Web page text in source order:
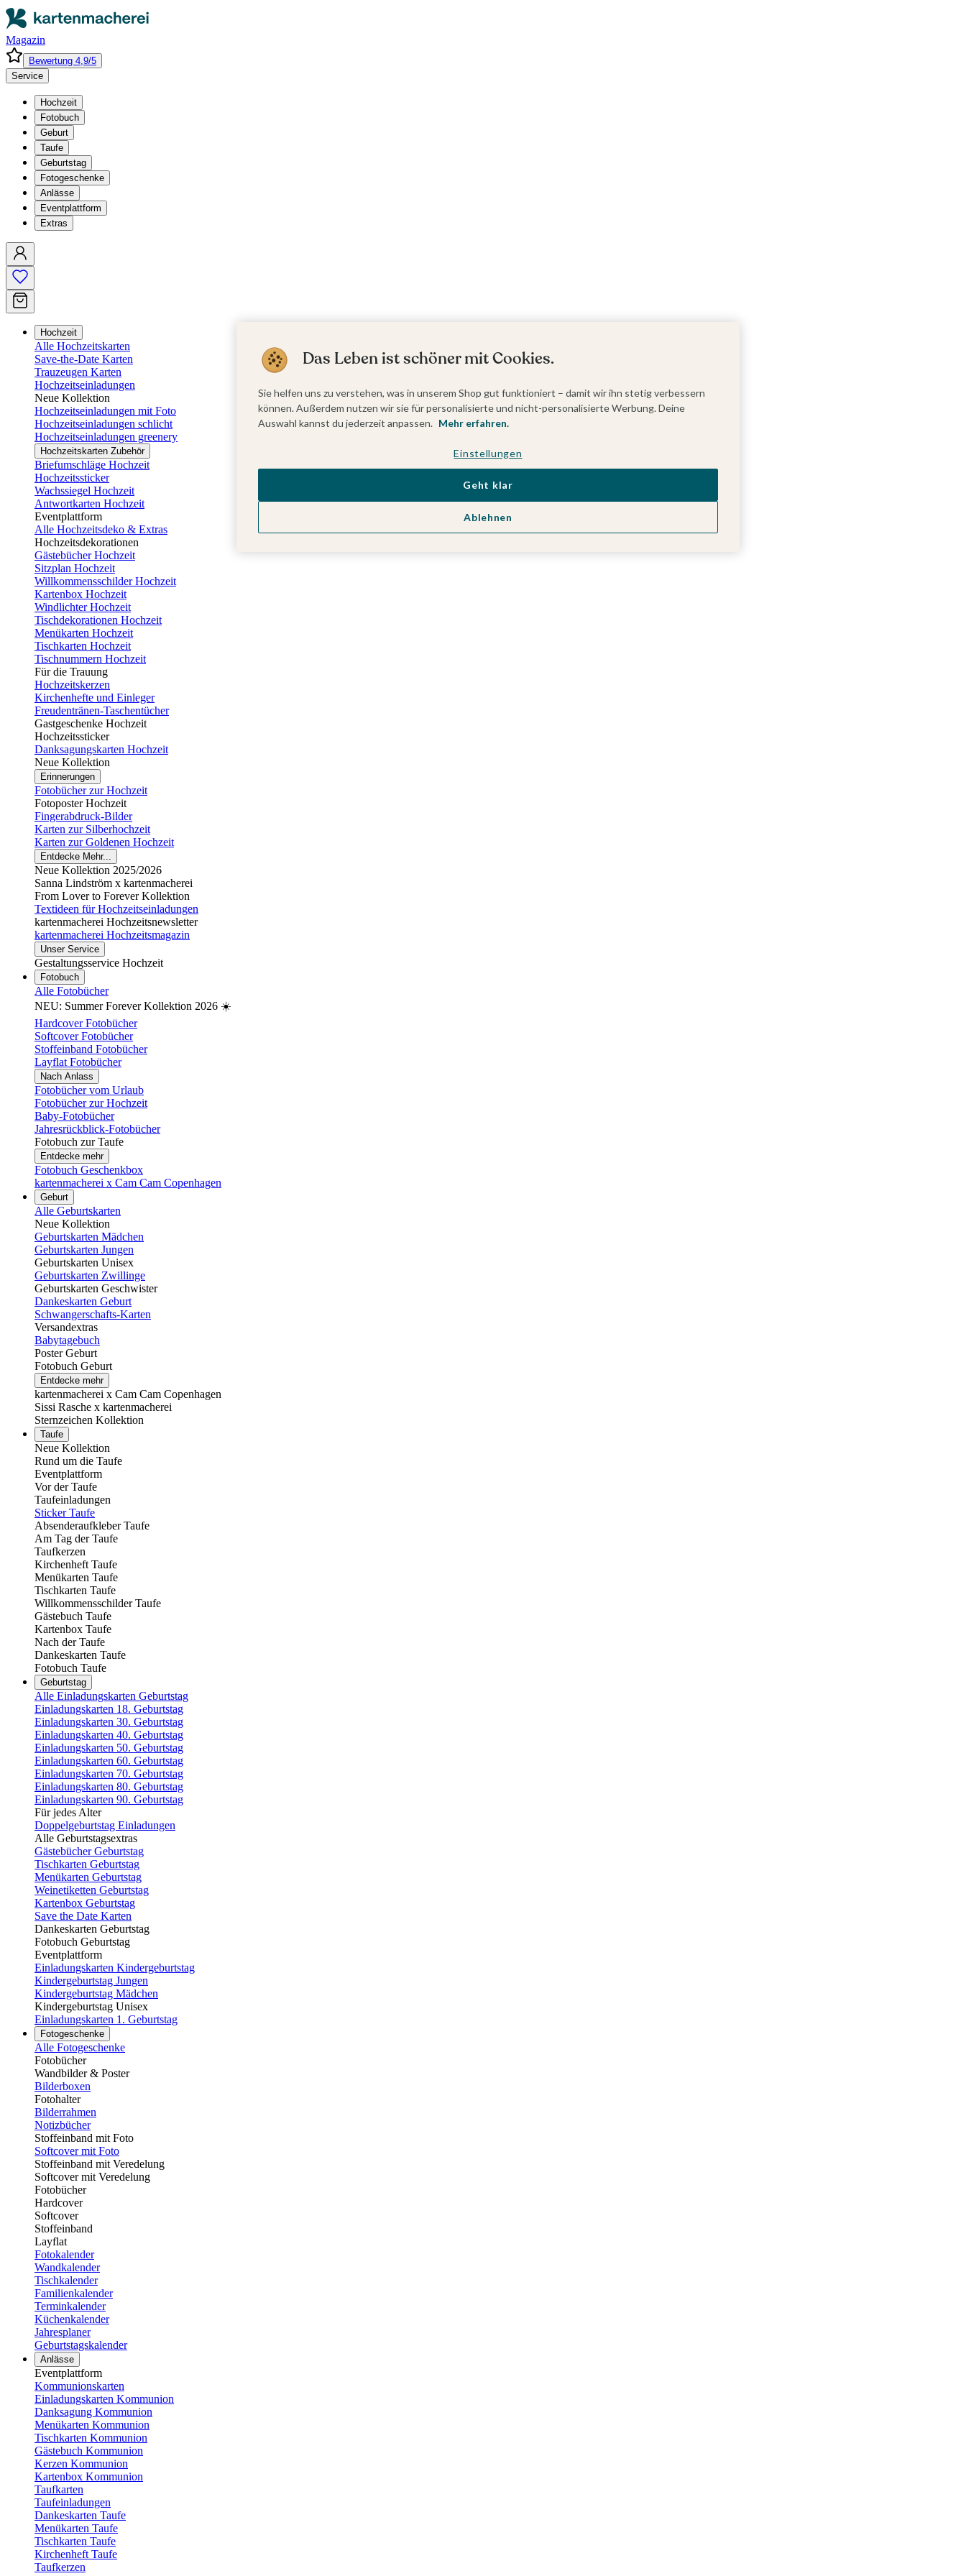
Magazin
Bewertung 4,9/5
Service
Hochzeit
Fotobuch
Geburt
Taufe
Geburtstag
Fotogeschenke
Anlässe
Eventplattform
Extras
Hochzeit
Alle Hochzeitskarten
Save-the-Date Karten
Trauzeugen Karten
Hochzeitseinladungen
Neue Kollektion
Hochzeitseinladungen mit Foto
Hochzeitseinladungen schlicht
Hochzeitseinladungen greenery
Hochzeitskarten Zubehör
Briefumschläge Hochzeit
Hochzeitssticker
Wachssiegel Hochzeit
Antwortkarten Hochzeit
Eventplattform
Alle Hochzeitsdeko & Extras
Hochzeitsdekorationen
Gästebücher Hochzeit
Sitzplan Hochzeit
Willkommensschilder Hochzeit
Kartenbox Hochzeit
Windlichter Hochzeit
Tischdekorationen Hochzeit
Menükarten Hochzeit
Tischkarten Hochzeit
Tischnummern Hochzeit
Für die Trauung
Hochzeitskerzen
Kirchenhefte und Einleger
Freudentränen-Taschentücher
Gastgeschenke Hochzeit
Hochzeitssticker
Danksagungskarten Hochzeit
Neue Kollektion
Erinnerungen
Fotobücher zur Hochzeit
Fotoposter Hochzeit
Fingerabdruck-Bilder
Karten zur Silberhochzeit
Karten zur Goldenen Hochzeit
Entdecke Mehr...
Neue Kollektion 2025/2026
Sanna Lindström x kartenmacherei
From Lover to Forever Kollektion
Textideen für Hochzeitseinladungen
kartenmacherei Hochzeitsnewsletter
kartenmacherei Hochzeitsmagazin
Unser Service
Gestaltungsservice Hochzeit
Fotobuch
Alle Fotobücher
NEU: Summer Forever Kollektion 2026 ☀️
Hardcover Fotobücher
Softcover Fotobücher
Stoffeinband Fotobücher
Layflat Fotobücher
Nach Anlass
Fotobücher vom Urlaub
Fotobücher zur Hochzeit
Baby-Fotobücher
Jahresrückblick-Fotobücher
Fotobuch zur Taufe
Entdecke mehr
Fotobuch Geschenkbox
kartenmacherei x Cam Cam Copenhagen
Geburt
Alle Geburtskarten
Neue Kollektion
Geburtskarten Mädchen
Geburtskarten Jungen
Geburtskarten Unisex
Geburtskarten Zwillinge
Geburtskarten Geschwister
Dankeskarten Geburt
Schwangerschafts-Karten
Versandextras
Babytagebuch
Poster Geburt
Fotobuch Geburt
Entdecke mehr
kartenmacherei x Cam Cam Copenhagen
Sissi Rasche x kartenmacherei
Sternzeichen Kollektion
Taufe
Neue Kollektion
Rund um die Taufe
Eventplattform
Vor der Taufe
Taufeinladungen
Sticker Taufe
Absenderaufkleber Taufe
Am Tag der Taufe
Taufkerzen
Kirchenheft Taufe
Menükarten Taufe
Tischkarten Taufe
Willkommensschilder Taufe
Gästebuch Taufe
Kartenbox Taufe
Nach der Taufe
Dankeskarten Taufe
Fotobuch Taufe
Geburtstag
Alle Einladungskarten Geburtstag
Einladungskarten 18. Geburtstag
Einladungskarten 30. Geburtstag
Einladungskarten 40. Geburtstag
Einladungskarten 50. Geburtstag
Einladungskarten 60. Geburtstag
Einladungskarten 70. Geburtstag
Einladungskarten 80. Geburtstag
Einladungskarten 90. Geburtstag
Für jedes Alter
Doppelgeburtstag Einladungen
Alle Geburtstagsextras
Gästebücher Geburtstag
Tischkarten Geburtstag
Menükarten Geburtstag
Weinetiketten Geburtstag
Kartenbox Geburtstag
Save the Date Karten
Dankeskarten Geburtstag
Fotobuch Geburtstag
Eventplattform
Einladungskarten Kindergeburtstag
Kindergeburtstag Jungen
Kindergeburtstag Mädchen
Kindergeburtstag Unisex
Einladungskarten 1. Geburtstag
Fotogeschenke
Alle Fotogeschenke
Fotobücher
Wandbilder & Poster
Bilderboxen
Fotohalter
Bilderrahmen
Notizbücher
Stoffeinband mit Foto
Softcover mit Foto
Stoffeinband mit Veredelung
Softcover mit Veredelung
Fotobücher
Hardcover
Softcover
Stoffeinband
Layflat
Fotokalender
Wandkalender
Tischkalender
Familienkalender
Terminkalender
Küchenkalender
Jahresplaner
Geburtstagskalender
Anlässe
Eventplattform
Kommunionskarten
Einladungskarten Kommunion
Danksagung Kommunion
Menükarten Kommunion
Tischkarten Kommunion
Gästebuch Kommunion
Kerzen Kommunion
Kartenbox Kommunion
Taufkarten
Taufeinladungen
Dankeskarten Taufe
Menükarten Taufe
Tischkarten Taufe
Kirchenheft Taufe
Taufkerzen
Das Leben ist schöner mit Cookies.
Sie helfen uns zu verstehen, was in unserem Shop gut funktioniert – damit wir ihn stetig verbessern
können. Außerdem nutzen wir sie für personalisierte und nicht-personalisierte Werbung. Deine
Auswahl kannst du jederzeit anpassen. Mehr erfahren.
Einstellungen
Ablehnen
Geht klar